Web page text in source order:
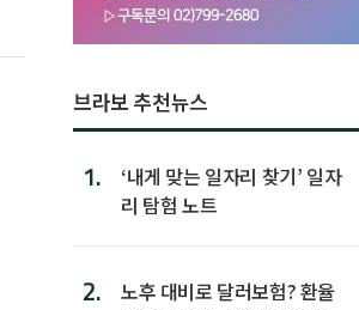
브라보 추천뉴스
1.
‘내게 맞는 일자리 찾기’ 일자
리 탐험 노트
2.
노후 대비로 달러보험? 환율